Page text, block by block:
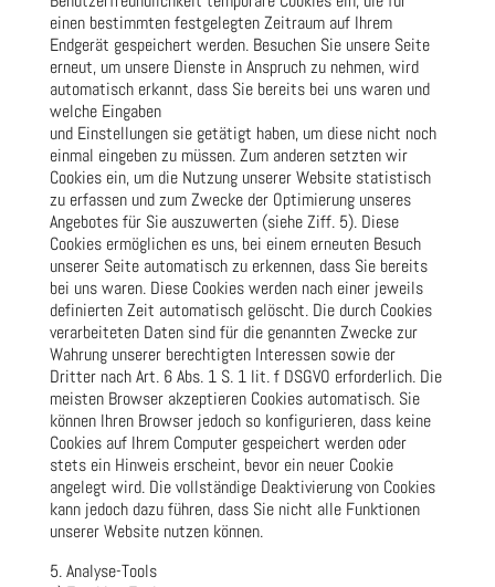
einen bestimmten festgelegten Zeitraum auf Ihrem
Endgerät gespeichert werden. Besuchen Sie unsere Seite
erneut, um unsere Dienste in Anspruch zu nehmen, wird
automatisch erkannt, dass Sie bereits bei uns waren und
welche Eingaben
und Einstellungen sie getätigt haben, um diese nicht noch
einmal eingeben zu müssen. Zum anderen setzten wir
Cookies ein, um die Nutzung unserer Website statistisch
zu erfassen und zum Zwecke der Optimierung unseres
Angebotes für Sie auszuwerten (siehe Ziff. 5). Diese
Cookies ermöglichen es uns, bei einem erneuten Besuch
unserer Seite automatisch zu erkennen, dass Sie bereits
bei uns waren. Diese Cookies werden nach einer jeweils
definierten Zeit automatisch gelöscht. Die durch Cookies
verarbeiteten Daten sind für die genannten Zwecke zur
Wahrung unserer berechtigten Interessen sowie der
Dritter nach Art. 6 Abs. 1 S. 1 lit. f DSGVO erforderlich. Die
meisten Browser akzeptieren Cookies automatisch. Sie
können Ihren Browser jedoch so konfigurieren, dass keine
Cookies auf Ihrem Computer gespeichert werden oder
stets ein Hinweis erscheint, bevor ein neuer Cookie
angelegt wird. Die vollständige Deaktivierung von Cookies
kann jedoch dazu führen, dass Sie nicht alle Funktionen
unserer Website nutzen können.
5. Analyse-Tools